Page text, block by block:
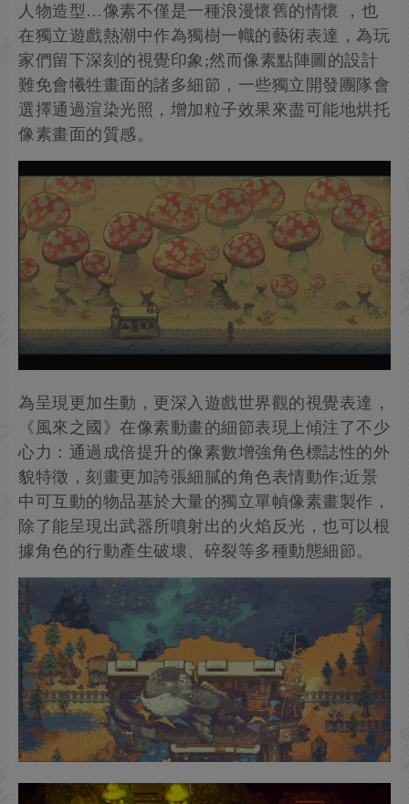
人物造型…像素不僅是一種浪漫懷舊的情懷 ，也
在獨立遊戲熱潮中作為獨樹一幟的藝術表達，為玩
家們留下深刻的視覺印象;然而像素點陣圖的設計
難免會犧牲畫面的諸多細節，一些獨立開發團隊會
選擇通過渲染光照，增加粒子效果來盡可能地烘托
像素畫面的質感。
為呈現更加生動，更深入遊戲世界觀的視覺表達，
《風來之國》在像素動畫的細節表現上傾注了不少
心力：通過成倍提升的像素數增強角色標誌性的外
貌特徵，刻畫更加誇張細膩的角色表情動作;近景
中可互動的物品基於大量的獨立單幀像素畫製作，
除了能呈現出武器所噴射出的火焰反光，也可以根
據角色的行動產生破壞、碎裂等多種動態細節。